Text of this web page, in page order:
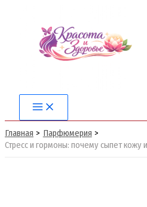
содержимому
Main
Menu
Главная
Парфюмерия
Стресс и гормоны: почему сыпет кожу